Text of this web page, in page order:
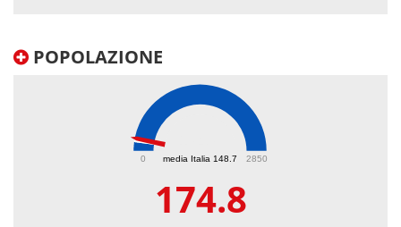
POPOLAZIONE
media Italia 148.7
0 2850
174.8